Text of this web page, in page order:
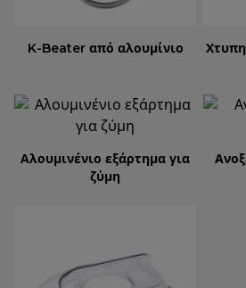
K-Beater από αλουμίνιο
Αλουμινένιο εξάρτημα για
ζύμη